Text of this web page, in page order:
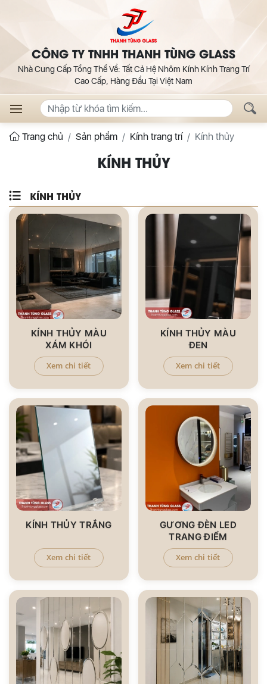
CÔNG TY TNHH THANH TÙNG GLASS
Nhà Cung Cấp Tổng Thể Về: Tất Cả Hệ Nhôm Kính Kính Trang Trí
Cao Cấp, Hàng Đầu Tại Việt Nam
Trang chủ Sản phẩm Kính trang trí Kính thủy
KÍNH THỦY
KÍNH THỦY
KÍNH THỦY MÀU
XÁM KHÓI
Xem chi tiết
KÍNH THỦY MÀU
ĐEN
Xem chi tiết
KÍNH THỦY TRẮNG
Xem chi tiết
GƯƠNG ĐÈN LED
TRANG ĐIỂM
Xem chi tiết